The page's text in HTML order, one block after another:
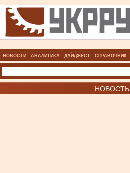
НОВОСТИ АНАЛИТИКА ДАЙДЖЕСТ СПРАВОЧНИК
НОВОСТЬ